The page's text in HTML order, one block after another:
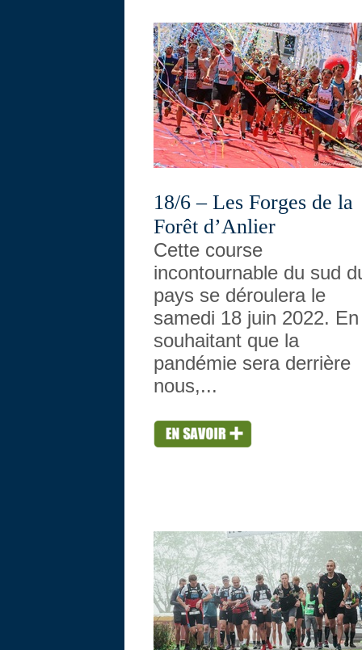
18/6 – Les Forges de la
Forêt d’Anlier
Cette course
incontournable du sud
pays se déroulera le
samedi 18 juin 2022. En
souhaitant que la
pandémie sera derrière
nous,...